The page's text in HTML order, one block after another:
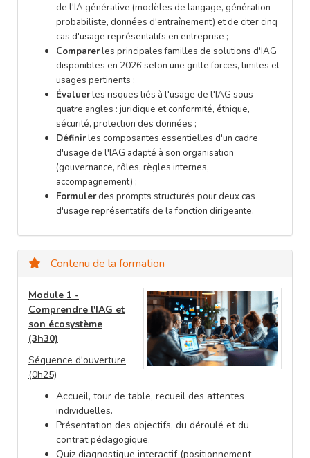
de l'IA générative (modèles de langage, génération
probabiliste, données d'entraînement) et de citer cinq
cas d'usage représentatifs en entreprise ;
Comparerles principales familles de solutions d'IAG
disponibles en 2026 selon une grille forces, limites et
usages pertinents ;
Évaluerles risques liés à l'usage de l'IAG sous
quatre angles : juridique et conformité, éthique,
sécurité, protection des données ;
Définirles composantes essentielles d'un cadre
d'usage de l'IAG adapté à son organisation
(gouvernance, rôles, règles internes,
accompagnement) ;
Formulerdes prompts structurés pour deux cas
d'usage représentatifs de la fonction dirigeante.
Contenu de la formation
Module 1 -
Comprendre l'IAG et
son écosystème
(3h30)
Séquence d'ouverture
(0h25)
Accueil, tour de table, recueil des attentes
individuelles.
Présentation des objectifs, du déroulé et du
contrat pédagogique.
Quiz diagnostique interactif (positionnement